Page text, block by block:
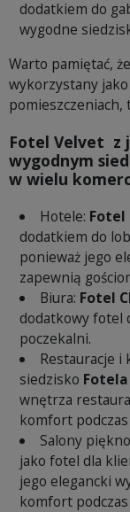
dodatkiem do
wygodne
Warto pamiętać,
wykorzystany
pomieszczeniach,
Fotel Velvet z
wygodnym
w wielu
Hotele: Fotel
dodatkiem do
ponieważ jego
zapewnią
Biura: Fotel
dodatkowy fotel
poczekalni.
Restauracje i
siedzisko Fotela
wnętrza
komfort podczas
Salony
jako fotel dla
jego elegancki
komfort